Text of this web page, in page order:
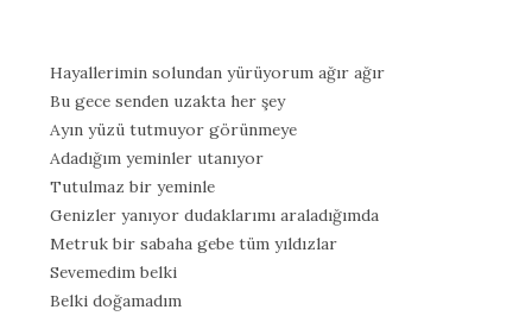
Hayallerimin solundan yürüyorum ağır ağır
Bu gece senden uzakta her şey
Ayın yüzü tutmuyor görünmeye
Adadığım yeminler utanıyor
Tutulmaz bir yeminle
Genizler yanıyor dudaklarımı araladığımda
Metruk bir sabaha gebe tüm yıldızlar
Sevemedim belki
Belki doğamadım